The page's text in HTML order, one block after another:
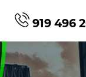
919 496